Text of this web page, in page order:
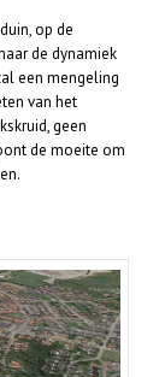
op de
de dynamiek
een mengeling
van het
geen
de moeite om